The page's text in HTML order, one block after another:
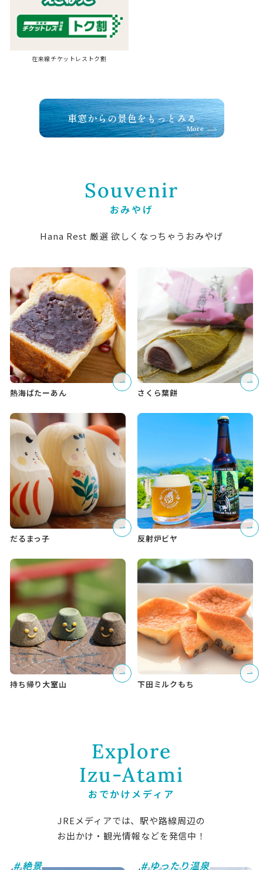
在来線チケットレストク割
車窓からの景色をもっとみる
More
Souvenir
おみやげ
Hana Rest 厳選 欲しくなっちゃうおみやげ
熱海ばたーあん さくら葉餅
だるまっ子 反射炉ビヤ
持ち帰り大室山 下田ミルクもち
Explore
Izu-Atami
おでかけメディア
JREメディアでは、駅や路線周辺の
お出かけ・観光情報などを発信中！
# 絶景 #ゆったり温泉